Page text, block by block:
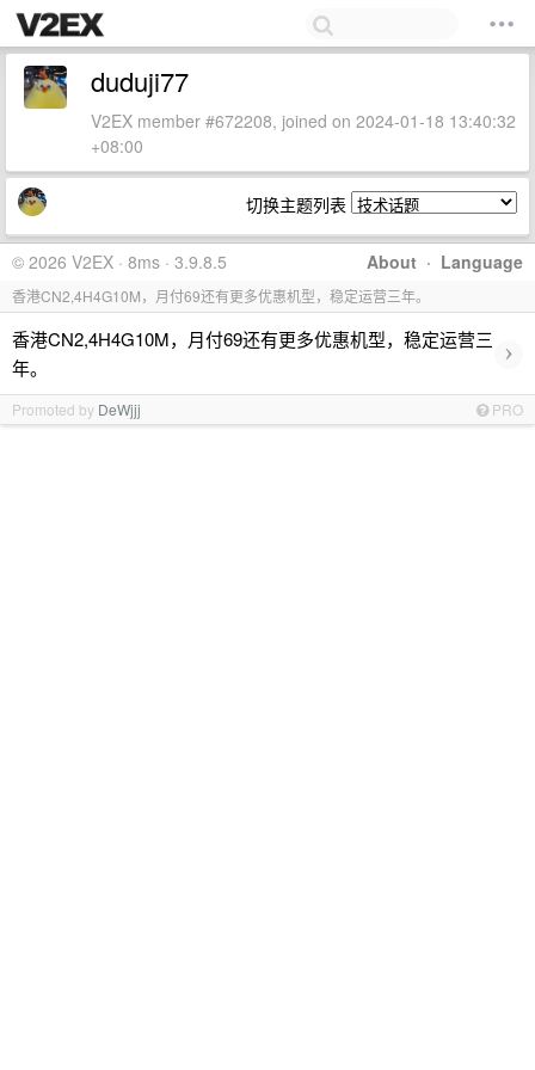
duduji77
V2EX member #672208, joined on 2024-01-18 13:40:32
+08:00
切换主题列表
About · Language
© 2026 V2EX · 8ms · 3.9.8.5
香港CN2,4H4G10M，月付69还有更多优惠机型，稳定运营三年。
香港CN2,4H4G10M，月付69还有更多优惠机型，稳定运营三
年。
›
Promoted by DeWjjj PRO